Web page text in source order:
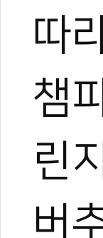
따
챔
린
버
#춘천시 #국제태권도대